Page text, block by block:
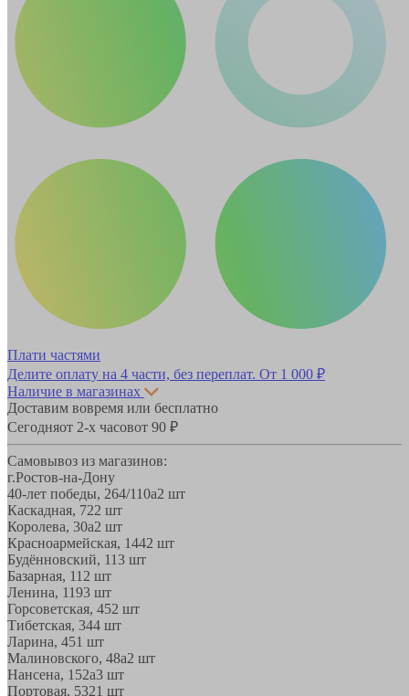
Плати частями
Делите оплату на 4 части, без переплат. От 1 000 ₽
Наличие в магазинах
Доставим вовремя или бесплатно
Сегодняот 2-х часовот 90 ₽
Самовывоз из магазинов:
г.Ростов-на-Дону
40-лет победы, 264/110а2 шт
Каскадная, 722 шт
Королева, 30а2 шт
Красноармейская, 1442 шт
Будённовский, 113 шт
Базарная, 11 2 шт
Ленина, 1193 шт
Горсоветская, 452 шт
Тибетская, 344 шт
Ларина, 451 шт
Малиновского, 48а2 шт
Нансена, 152а3 шт
Портовая, 5321 шт